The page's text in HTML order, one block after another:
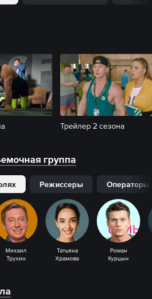
Трейлер 2 сезона
группа
Режиссеры Операторы
Михаил
Трухин
Татьяна
Храмова
Роман
Курцын